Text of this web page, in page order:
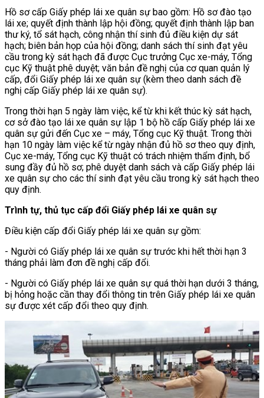
Hồ sơ cấp Giấy phép lái xe quân sự bao gồm: Hồ sơ đào tạo
lái xe; quyết định thành lập hội đồng; quyết định thành lập ban
thư ký, tổ sát hạch, công nhận thí sinh đủ điều kiện dự sát
hạch; biên bản họp của hội đồng; danh sách thí sinh đạt yêu
cầu trong kỳ sát hạch đã được Cục trưởng Cục xe-máy, Tổng
cục Kỹ thuật phê duyệt; văn bản đề nghị của cơ quan quản lý
cấp, đổi Giấy phép lái xe quân sự (kèm theo danh sách đề
nghị cấp Giấy phép lái xe quân sự).
Trong thời hạn 5 ngày làm việc, kể từ khi kết thúc kỳ sát hạch,
cơ sở đào tạo lái xe quân sự lập 1 bộ hồ cấp Giấy phép lái xe
quân sự gửi đến Cục xe – máy, Tổng cục Kỹ thuật. Trong thời
hạn 10 ngày làm việc kể từ ngày nhận đủ hồ sơ theo quy định,
Cục xe-máy, Tổng cục Kỹ thuật có trách nhiệm thẩm định, bổ
sung đầy đủ hồ sơ; phê duyệt danh sách và cấp Giấy phép lái
xe quân sự cho các thí sinh đạt yêu cầu trong kỳ sát hạch theo
quy định.
Trình tự, thủ tục cấp đổi Giấy phép lái xe quân sự
Điều kiện cấp đổi Giấy phép lái xe quân sự gồm:
- Người có Giấy phép lái xe quân sự trước khi hết thời hạn 3
tháng phải làm đơn đề nghị cấp đổi.
- Người có Giấy phép lái xe quân sự quá thời hạn dưới 3 tháng,
bị hỏng hoặc cần thay đổi thông tin trên Giấy phép lái xe quân
sự được xét cấp đổi theo quy định.